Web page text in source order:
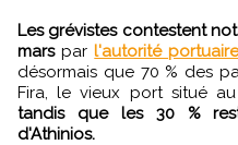
Les grévistes contestent
marsparl'autorité
désormais que 70 % des
Fira, le vieux port situé
tandis que les 30 %
d'Athinios.